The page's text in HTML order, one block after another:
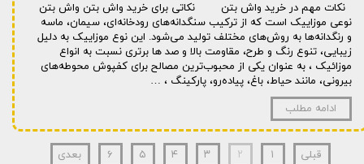
نکات مهم در خرید واش بتن نکاتی برای خرید واش بتن واش بتن
نوعی موزاییک است که از ترکیب سنگدانه‌های رودخانه‌ای، سیمان، ماسه
و رنگدانه‌ها به روش‌های مختلف تولید می‌شود. این نوع موزاییک به دلیل
زیبایی، تنوع رنگ و طرح، مقاومت بالا و صد ها برتری نسبت به انواع
موزائیک ، به عنوان یکی از محبوب‌ترین مصالح برای کفپوش محوطه‌های
بیرونی، مانند حیاط، باغ، پیاده‌رو، پارکینگ ، …
ادامه مطلب
قبلی ۱ ۲ ۳ ۴ ۵ ۶ بعدی